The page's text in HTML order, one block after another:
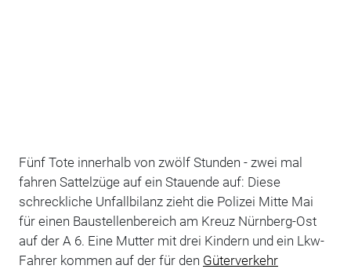
Fünf Tote innerhalb von zwölf Stunden - zwei mal
fahren Sattelzüge auf ein Stauende auf: Diese
schreckliche Unfallbilanz zieht die Polizei Mitte Mai
für einen Baustellenbereich am Kreuz Nürnberg-Ost
auf der A 6. Eine Mutter mit drei Kindern und ein Lkw-
Fahrer kommen auf der für den Güterverkehr